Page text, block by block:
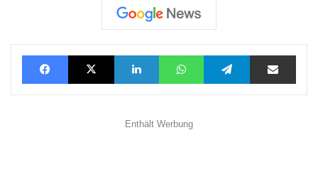
FacebookX LinkedInWhatsAppTelegramTeilen via E-Mail
Enthält Werbung